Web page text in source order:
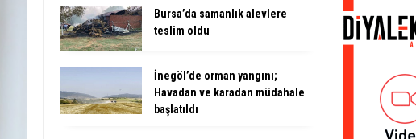
Bursa’da samanlık alevlere
teslim oldu
İnegöl’de orman yangını;
Havadan ve karadan müdahale
başlatıldı